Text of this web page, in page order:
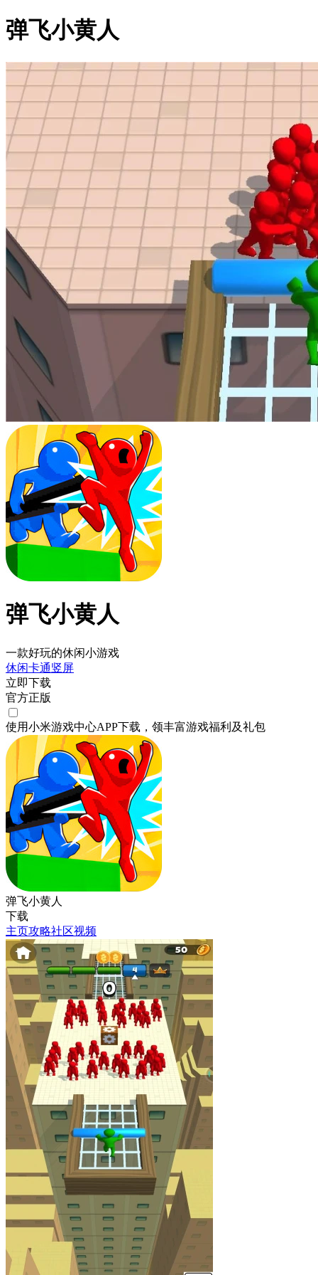
弹飞小黄人
弹飞小黄人
一款好玩的休闲小游戏
休闲卡通竖屏
立即下载
官方正版
使用小米游戏中心APP下载 ，领丰富游戏福利 及礼包
弹飞小黄人
下载
主页攻略社区视频